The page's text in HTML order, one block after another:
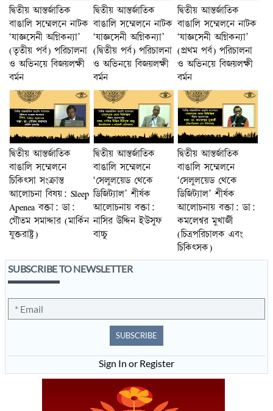
দ্বিতীয় আন্তর্জাতিক
বাঙালি সম্মেলনে নাটক
‘যাজ্ঞসেনী অগ্নিকন্যা’
(তৃতীয় পর্ব) পরিচালনা
ও অভিনয়ে বিজয়লক্ষী
বর্মন
দ্বিতীয় আন্তর্জাতিক
বাঙালি সম্মেলনে নাটক
‘যাজ্ঞসেনী অগ্নিকন্যা’
(দ্বিতীয় পর্ব) পরিচালনা
ও অভিনয়ে বিজয়লক্ষী
বর্মন
দ্বিতীয় আন্তর্জাতিক
বাঙালি সম্মেলনে নাটক
‘যাজ্ঞসেনী অগ্নিকন্যা’
(প্রথম পর্ব) পরিচালনা
ও অভিনয়ে বিজয়লক্ষী
বর্মন
দ্বিতীয় আন্তর্জাতিক
বাঙালি সম্মেলনে
চিকিৎসা সংক্রান্ত
আলোচনা বিষয়: Sleep
Apenea বক্তা: ডা:
গৌতম সমাদ্দার (মার্কিন
যুক্তরাষ্ট্র)
দ্বিতীয় আন্তর্জাতিক
বাঙালি সম্মেলনে
‘সেলুলয়েড থেকে
ডিজিট্যাল’ শীর্ষক
আলোচনায় বক্তা:
নাসির উদ্দিন ইউসুফ
বাচ্চু
দ্বিতীয় আন্তর্জাতিক
বাঙালি সম্মেলনে
‘সেলুলয়েড থেকে
ডিজিট্যাল’ শীর্ষক
আলোচনায় বক্তা: ডা:
কমলেশ্বর মুখার্জী
(চিত্রপরিচালক এবং
চিকিৎসক)
SUBSCRIBE TO NEWSLETTER
SUBSCRIBE
Sign In or Register